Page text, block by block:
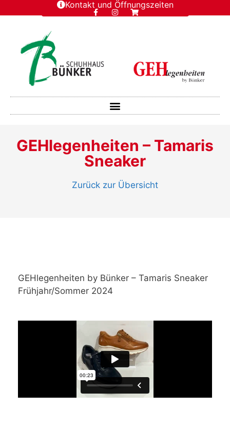
Kontakt und Öffnungszeiten
GEHlegenheiten – Tamaris
Sneaker
Zurück zur Übersicht
GEHlegenheiten by Bünker – Tamaris Sneaker
Frühjahr/Sommer 2024